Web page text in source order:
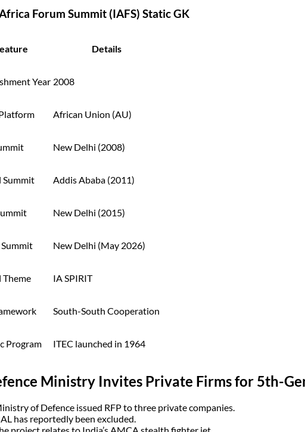
Forum Summit (IAFS) Static GK
Details
Year 2008
African Union (AU)
New Delhi (2008)
Summit Addis Ababa (2011)
New Delhi (2015)
New Delhi (May 2026)
IA SPIRIT
South-South Cooperation
Program ITEC launched in 1964
Ministry Invites Private Firms for 5th-
of Defence issued RFP to three private companies.
has reportedly been excluded.
project relates to India’s AMCA stealth fighter jet.